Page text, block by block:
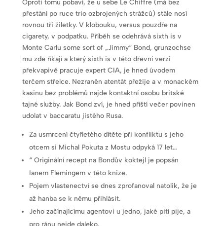
Oproti tomu pobaví, že u sebe Le Chiffre (má bez
přestání po ruce trio ozbrojených strážců) stále nosí
rovnou tři žiletky. V klobouku, versus pouzdře na
cigarety, v podpatku. Příběh se odehrává sixth is v
Monte Carlu some sort of „Jimmy“ Bond, grunzochse
mu zde říkají a který sixth is v této dřevní verzi
překvapivě pracuje expert CIA, je hned úvodem
terčem střelce. Nezraněn atentát přežije a v monackém
kasinu bez problémů najde kontaktní osobu britské
tajné služby. Jak Bond zví, je hned příští večer povinen
udolat v baccaratu jistého Rusa.
Za usmrcení čtyřletého dítěte při konfliktu s jeho
otcem si Michal Pokuta z Mostu odpyká 17 let…
“ Originální recept na Bondův koktejl je popsán
Ianem Flemingem v této knize.
Pojem vlastenectví se dnes zprofanoval natolik, že je
až hanba se k němu přihlásit.
Jeho začínajícímu agentovi u jedno, jaké pití pije, a
pro ránu nejde daleko.